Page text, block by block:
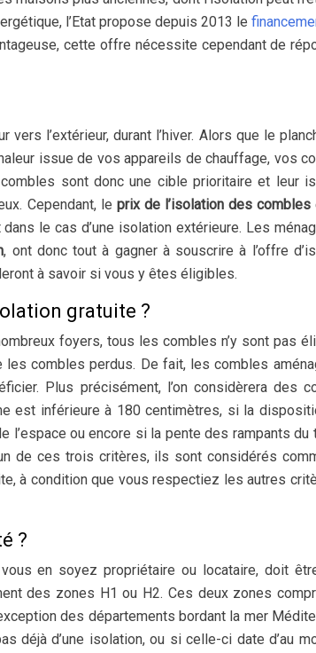
l’Etat propose depuis 2013 le
cette offre nécessite cependant de
l’extérieur, durant l’hiver. Alors que le
issue de vos appareils de chauffage, vos
sont donc une cible prioritaire et leur
Cependant, le prix de l’isolation des combles
le cas d’une isolation extérieure. Les
, ont donc tout à gagner à souscrire à l’offre
à savoir si vous y êtes éligibles.
gratuite ?
foyers, tous les combles n’y sont pas
les combles perdus. De fait, les combles
Plus précisément, l’on considèrera des
est inférieure à 180 centimètres, si la
l’espace ou encore si la pente des rampants du
de ces trois critères, ils sont considérés
à condition que vous respectiez les autres
?
en soyez propriétaire ou locataire, doit
des zones H1 ou H2. Ces deux zones
des départements bordant la mer
déjà d’une isolation, ou si celle-ci date d’au